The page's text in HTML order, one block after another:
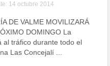
14 octubre 2014
DE VALME MOVILIZARÁ
DOMINGO La
al tráfico durante todo el
Las Concejalí ...